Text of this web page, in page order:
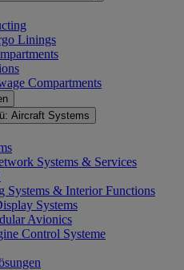
Linings
Compartments
Aircraft Systems
Systems & Services
Systems & Interior Functions
Systems
Avionics
Control Systeme